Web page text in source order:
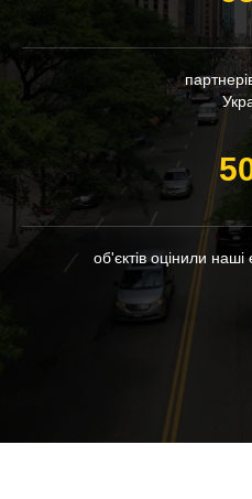
об'єктів оцінили